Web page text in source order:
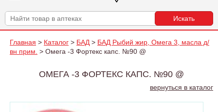
Главная > Каталог > БАД > БАД Рыбий жир, Омега 3, масла д/
вн прим. > Омега -3 Фортекс капс. №90 @
ОМЕГА -3 ФОРТЕКС КАПС. №90 @
вернуться в каталог